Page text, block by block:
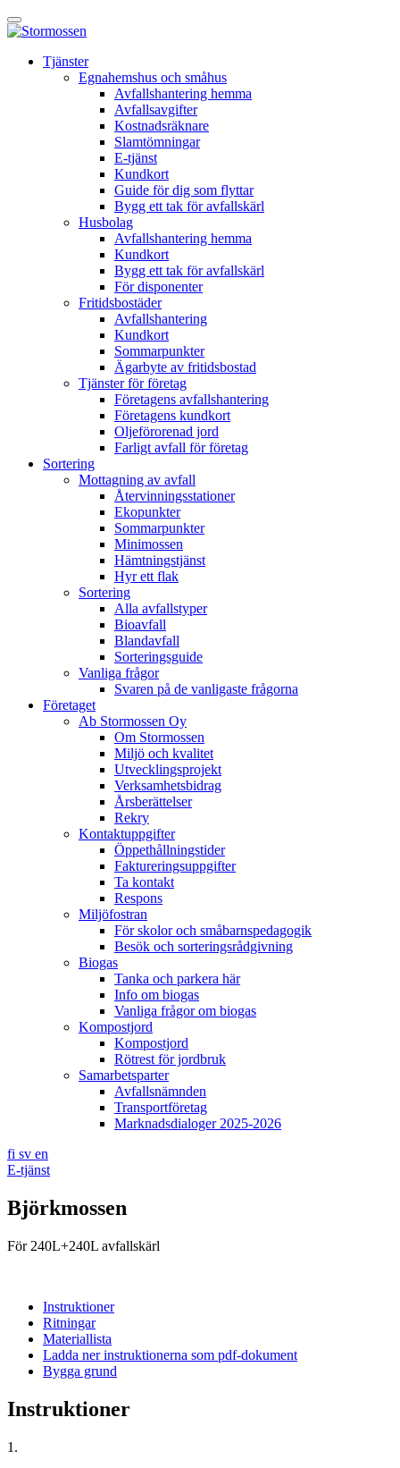
Skip
toÖppna
huvudmeny
tjänst
Tjänster
Egnahemshus och småhus
Avfallshantering hemma
Avfallsavgifter
Kostnadsräknare
Slamtömningar
E-tjänst
Kundkort
Guide för dig som flyttar
Bygg ett tak för avfallskärl
Husbolag
Avfallshantering hemma
Kundkort
Bygg ett tak för avfallskärl
För disponenter
Fritidsbostäder
Avfallshantering
Kundkort
Sommarpunkter
Ägarbyte av fritidsbostad
Tjänster för företag
Företagens avfallshantering
Företagens kundkort
Oljeförorenad jord
Farligt avfall för företag
Sortering
Mottagning av avfall
Återvinningsstationer
Ekopunkter
Sommarpunkter
Minimossen
Hämtningstjänst
Hyr ett flak
Sortering
Alla avfallstyper
Bioavfall
Blandavfall
Sorteringsguide
Vanliga frågor
Svaren på de vanligaste frågorna
Företaget
Ab Stormossen Oy
Om Stormossen
Miljö och kvalitet
Utvecklingsprojekt
Verksamhetsbidrag
Årsberättelser
Rekry
Kontaktuppgifter
Öppethållningstider
Faktureringsuppgifter
Ta kontakt
Respons
Miljöfostran
För skolor och småbarnspedagogik
Besök och sorteringsrådgivning
Biogas
Tanka och parkera här
Info om biogas
Vanliga frågor om biogas
Kompostjord
Kompostjord
Rötrest för jordbruk
Samarbetsparter
Avfallsnämnden
Transportföretag
Marknadsdialoger 2025-2026
fi sv en
E-tjänst
Björkmossen
För 240L+240L avfallskärl
Instruktioner
Ritningar
Materiallista
Ladda ner instruktionerna som pdf-dokument
Bygga grund
Instruktioner
1.